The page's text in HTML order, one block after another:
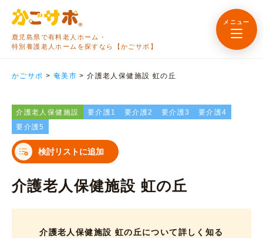
鹿児島県で有料老人ホーム・
特別養護老人ホームを探すなら【かごサポ】
メニュー
かごサポ > 奄美市 >介護老人保健施設 虹の丘
介護老人保健施設 要介護1 要介護2 要介護3
要介護4
要介護5
検討リストに追加
介護老人保健施設 虹の丘
介護老人保健施設 虹の丘について詳しく知る